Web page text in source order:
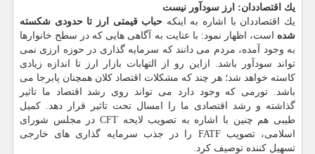
یك اقتصاددان: ارز سودآور نیست
یك اقتصاددان با اشاره به اینكه حباب قیمتی ارز تا حدودی شكسته
شده است، اظهار نمود: با عنایت به آگاهی هایی كه در سطح خانوارها
به وجود آمده، مردم می دانند كه سرمایه گذاری در حوزه ارزی نمی
تواند سودآور باشد. ازاین رو از التهابات بازار ارز تا اندازه زیادی
كاسته خواهد شد؛ هر چند كه مشكلات اقتصاد كلان همچنان پابرجا می
باشد. تورمی كه وجود دارد می تواند روی رشد اقتصاد ما تاثیر
گذاشته و رشد اقتصادی ما را امسال تحت تاثیر قرار دهد. كمیل
طیبی هم چنین با اشاره به تصویب لایحه CFT در مجلس شورای
اسلامی، تصویب FATF را در جذب سرمایه گذاری های خارجی
تسهیل كننده توصیف كرد.